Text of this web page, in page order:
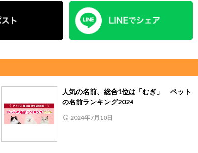
人気の名前、総合1位は「むぎ」 ペット
の名前ランキング2024
2024年7月10日